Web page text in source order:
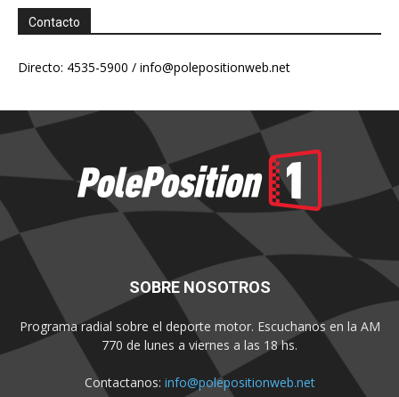
Contacto
Directo: 4535-5900 / info@polepositionweb.net
SOBRE NOSOTROS
Programa radial sobre el deporte motor. Escuchanos en la AM
770 de lunes a viernes a las 18 hs.
Contactanos: info@polepositionweb.net